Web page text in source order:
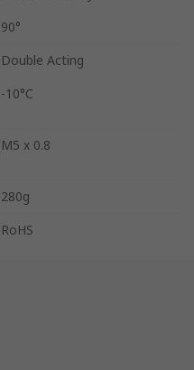
90°
Double Acting
-10°C
M5 x 0.8
280g
RoHS